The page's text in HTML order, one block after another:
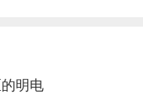
明电